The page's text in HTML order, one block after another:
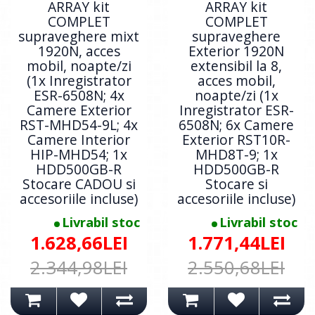
ARRAY kit
COMPLET
supraveghere mixt
1920N, acces
mobil, noapte/zi
(1x Inregistrator
ESR-6508N; 4x
Camere Exterior
RST-MHD54-9L; 4x
Camere Interior
HIP-MHD54; 1x
HDD500GB-R
Stocare CADOU si
accesoriile incluse)
Livrabil stoc
1.628,66LEI
2.344,98LEI
ARRAY kit
COMPLET
supraveghere
Exterior 1920N
extensibil la 8,
acces mobil,
noapte/zi (1x
Inregistrator ESR-
6508N; 6x Camere
Exterior RST10R-
MHD8T-9; 1x
HDD500GB-R
Stocare si
accesoriile incluse)
Livrabil stoc
1.771,44LEI
2.550,68LEI